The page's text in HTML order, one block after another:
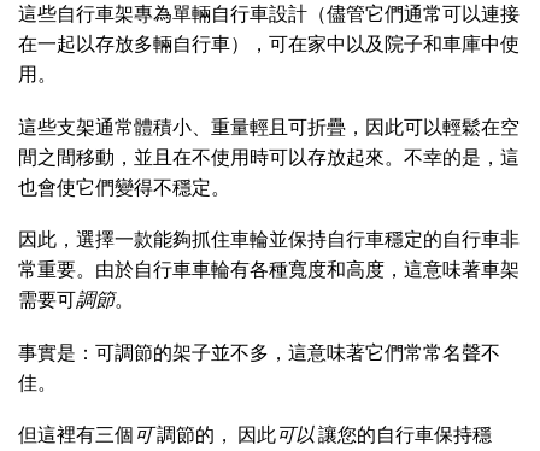
這些自行車架專為單輛自行車設計（儘管它們通常可以連接
在一起以存放多輛自行車），可在家中以及院子和車庫中使
用。
這些支架通常體積小、重量輕且可折疊，因此可以輕鬆在空
間之間移動，並且在不使用時可以存放起來。不幸的是，這
也會使它們變得不穩定。
因此，選擇一款能夠抓住車輪並保持自行車穩定的自行車非
常重要。由於自行車車輪有各種寬度和高度，這意味著車架
需要可調節。
事實是：可調節的架子並不多，這意味著它們常常名聲不
佳。
但這裡有三個 可調節的， 因此可以讓您的自行車保持穩